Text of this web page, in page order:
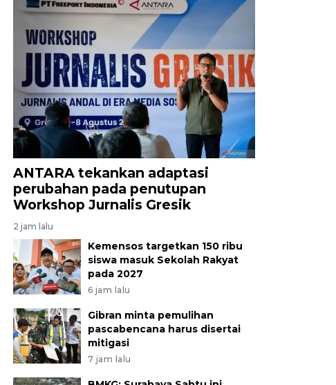
ANTARA tekankan adaptasi
perubahan pada penutupan
Workshop Jurnalis Gresik
2 jam lalu
Kemensos targetkan 150 ribu
siswa masuk Sekolah Rakyat
pada 2027
6 jam lalu
Gibran minta pemulihan
pascabencana harus disertai
mitigasi
7 jam lalu